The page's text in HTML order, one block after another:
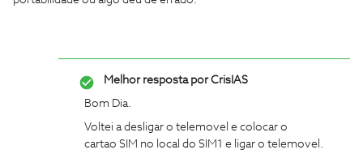
Melhor resposta porCrisIAS
Bom Dia.
Voltei a desligar o telemovel e colocar o
cartao SIM no local do SIM1 e ligar o telemovel.